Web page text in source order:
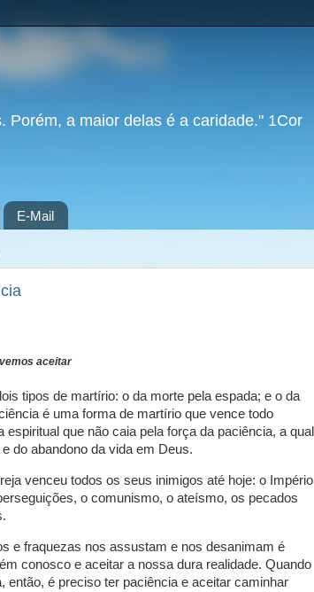
Porém, a maior delas é a caridade." 1Cor
E-Mail
aceitar
tipos de martírio: o da morte pela espada; e o da
é uma forma de martírio que vence todo
espiritual que não caia pela força da paciência, a qual
do abandono da vida em Deus.
venceu todos os seus inimigos até hoje: o Império
o comunismo, o ateísmo, os pecados
e fraquezas nos assustam e nos desanimam é
conosco e aceitar a nossa dura realidade. Quando
então, é preciso ter paciência e aceitar caminhar